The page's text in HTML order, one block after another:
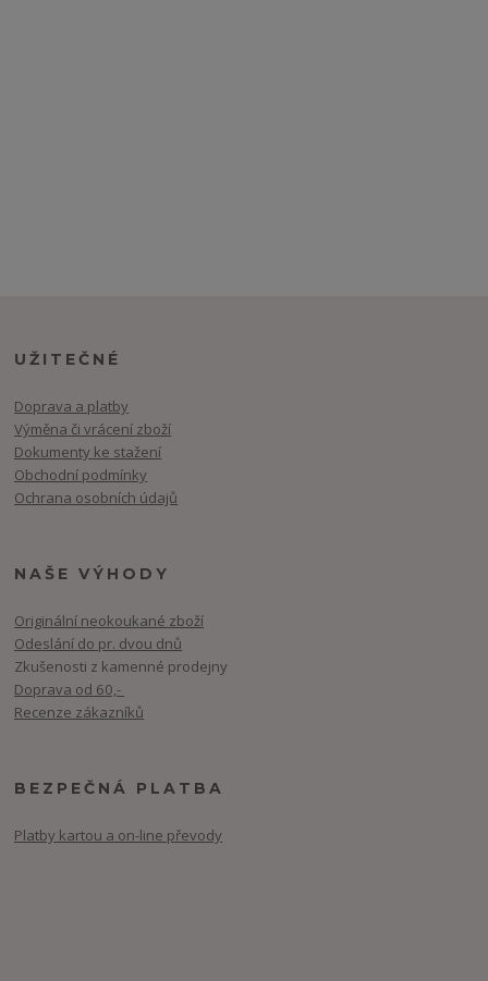
UŽITEČNÉ
Doprava a platby
Výměna či vrácení zboží
Dokumenty ke stažení
Obchodní podmínky
Ochrana osobních údajů
NAŠE VÝHODY
Originální neokoukané zboží
Odeslání do pr. dvou dnů
Zkušenosti z kamenné prodejny
Doprava od 60,-
Recenze zákazníků
BEZPEČNÁ PLATBA
Platby kartou a on-line převody